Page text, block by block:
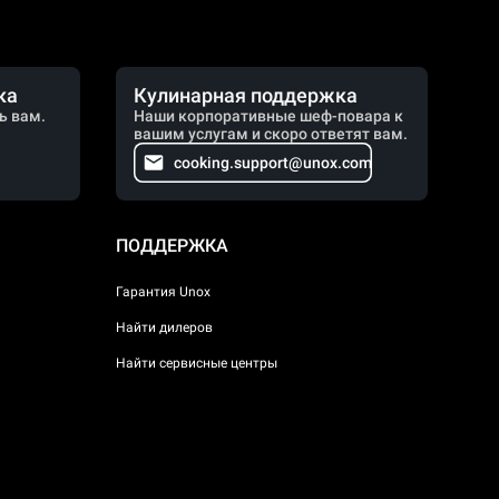
вам.
Кулинарная поддержка
Наши корпоративные шеф-повара к
вашим услугам и скоро ответят вам.
cooking.support@unox.com
ПОДДЕРЖКА
Гарантия Unox
Найти дилеров
Найти сервисные центры